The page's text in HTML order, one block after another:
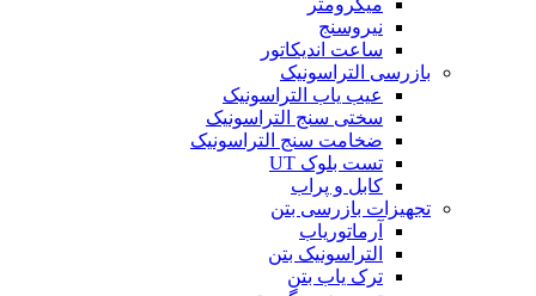
نیروسنج
ساعت اندیکاتور
بازرسی التراسونیک
عیب یاب التراسونیک
سختی سنج التراسونیک
ضخامت سنج التراسونیک
تست بلوک UT
کابل و پراب
تجهیزات بازرسی بتن
آرماتوریاب
التراسونیک بتن
ترک یاب بتن